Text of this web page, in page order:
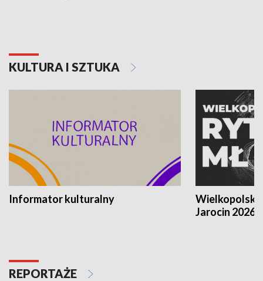
KULTURA I SZTUKA
Informator kulturalny
Jarocin 2026
REPORTAŻE